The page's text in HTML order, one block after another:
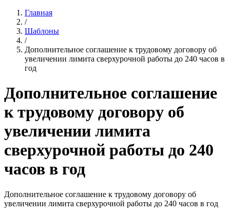
Главная
/
Шаблоны
/
Дополнительное соглашение к трудовому договору об
увеличении лимита сверхурочной работы до 240 часов в
год
Дополнительное соглашение
к трудовому договору об
увеличении лимита
сверхурочной работы до 240
часов в год
Дополнительное соглашение к трудовому договору об
увеличении лимита сверхурочной работы до 240 часов в год